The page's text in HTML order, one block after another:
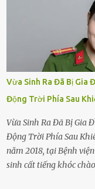
Vừa Sinh Ra Đã Bị Gia
Động Trời Phía Sau
Vừa Sinh Ra Đã Bị Gia
Động Trời Phía Sau
năm 2018, tại Bệnh
sinh cất tiếng khóc